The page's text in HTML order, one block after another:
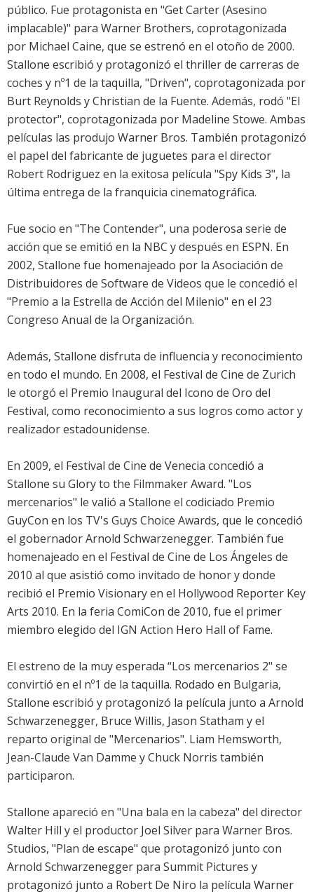
público. Fue protagonista en "Get Carter (Asesino
implacable)" para Warner Brothers, coprotagonizada
por Michael Caine, que se estrenó en el otoño de 2000.
Stallone escribió y protagonizó el thriller de carreras de
coches y nº1 de la taquilla, "Driven", coprotagonizada por
Burt Reynolds y Christian de la Fuente. Además, rodó "El
protector", coprotagonizada por Madeline Stowe. Ambas
películas las produjo Warner Bros. También protagonizó
el papel del fabricante de juguetes para el director
Robert Rodriguez en la exitosa película "Spy Kids 3", la
última entrega de la franquicia cinematográfica.
Fue socio en "The Contender", una poderosa serie de
acción que se emitió en la NBC y después en ESPN. En
2002, Stallone fue homenajeado por la Asociación de
Distribuidores de Software de Videos que le concedió el
"Premio a la Estrella de Acción del Milenio" en el 23
Congreso Anual de la Organización.
Además, Stallone disfruta de influencia y reconocimiento
en todo el mundo. En 2008, el Festival de Cine de Zurich
le otorgó el Premio Inaugural del Icono de Oro del
Festival, como reconocimiento a sus logros como actor y
realizador estadounidense.
En 2009, el Festival de Cine de Venecia concedió a
Stallone su Glory to the Filmmaker Award. "Los
mercenarios" le valió a Stallone el codiciado Premio
GuyCon en los TV's Guys Choice Awards, que le concedió
el gobernador Arnold Schwarzenegger. También fue
homenajeado en el Festival de Cine de Los Ángeles de
2010 al que asistió como invitado de honor y donde
recibió el Premio Visionary en el Hollywood Reporter Key
Arts 2010. En la feria ComiCon de 2010, fue el primer
miembro elegido del IGN Action Hero Hall of Fame.
El estreno de la muy esperada “Los mercenarios 2" se
convirtió en el nº1 de la taquilla. Rodado en Bulgaria,
Stallone escribió y protagonizó la película junto a Arnold
Schwarzenegger, Bruce Willis, Jason Statham y el
reparto original de "Mercenarios". Liam Hemsworth,
Jean-Claude Van Damme y Chuck Norris también
participaron.
Stallone apareció en "Una bala en la cabeza" del director
Walter Hill y el productor Joel Silver para Warner Bros.
Studios, "Plan de escape" que protagonizó junto con
Arnold Schwarzenegger para Summit Pictures y
protagonizó junto a Robert De Niro la película Warner